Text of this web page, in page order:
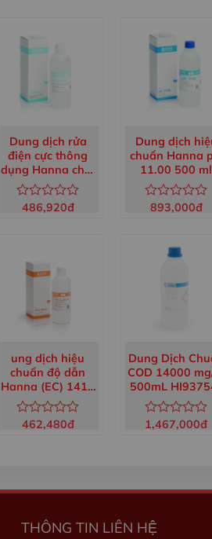
5
sao
5
sao
Dung dịch rửa
điện cực thông
dụng Hanna chai
500ml HI7061L
Được
sao
486,920đ
Dung dịch
chuẩn Hanna
11.00 500 ml
HI5011
Được
893,000đ
ung dịch hiệu
chuẩn độ dẫn
Hanna (EC) 1413
µS/cm chai 500mL
HI7031L
Được
sao
462,480đ
Dung Dịch
COD 14000
500mL
12
Được
sao
1,467,000đ
THÔNG TIN LIÊN HỆ